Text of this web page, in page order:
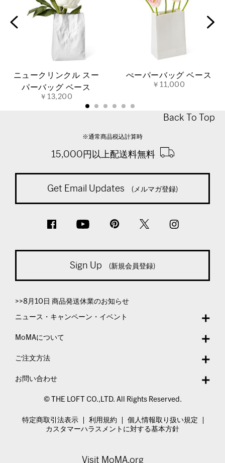
ニュークリンクル スー
パーバッグ ベース
￥13,200
ぺーパーバッグ ベース
￥11,000
Back To Top
※通常商品税込計算時
15,000円以上配送料無料
Get Email Updates (メルマガ登録)
Sign Up (新規会員登録)
>>8月10日 商品発送休業のお知らせ
ニュース・キャンペーン・イベント
MoMAについて
ご注文方法
お問い合わせ
© THE LOFT CO.,LTD. All Rights Reserved.
特定商取引法表示 利用規約
個人情報取り扱い規定
カスタマーハラスメントに対する基本方針
Visit MoMA.org